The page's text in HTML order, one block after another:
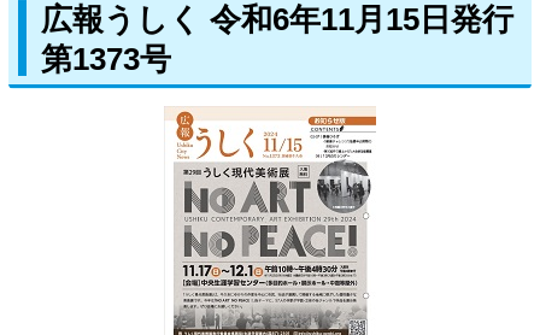
広報うしく 令和6年11月15日発行
第1373号